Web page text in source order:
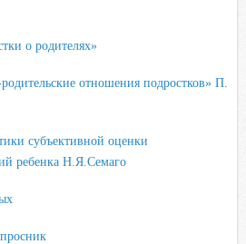
о родителях»
отношения подростков» П.
субъективной оценки
ребенка Н.Я.Семаго